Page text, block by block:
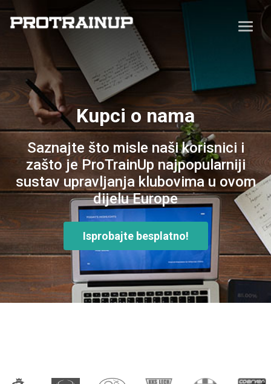
Kupci o nama
Saznajte što misle naši korisnici i
zašto je ProTrainUp najpopularniji
sustav upravljanja klubovima u ovom
dijelu Europe
Isprobajte besplatno!